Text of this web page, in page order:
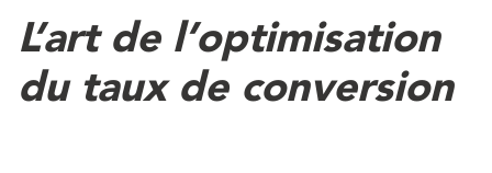
L’art de l’optimisation
du taux de conversion